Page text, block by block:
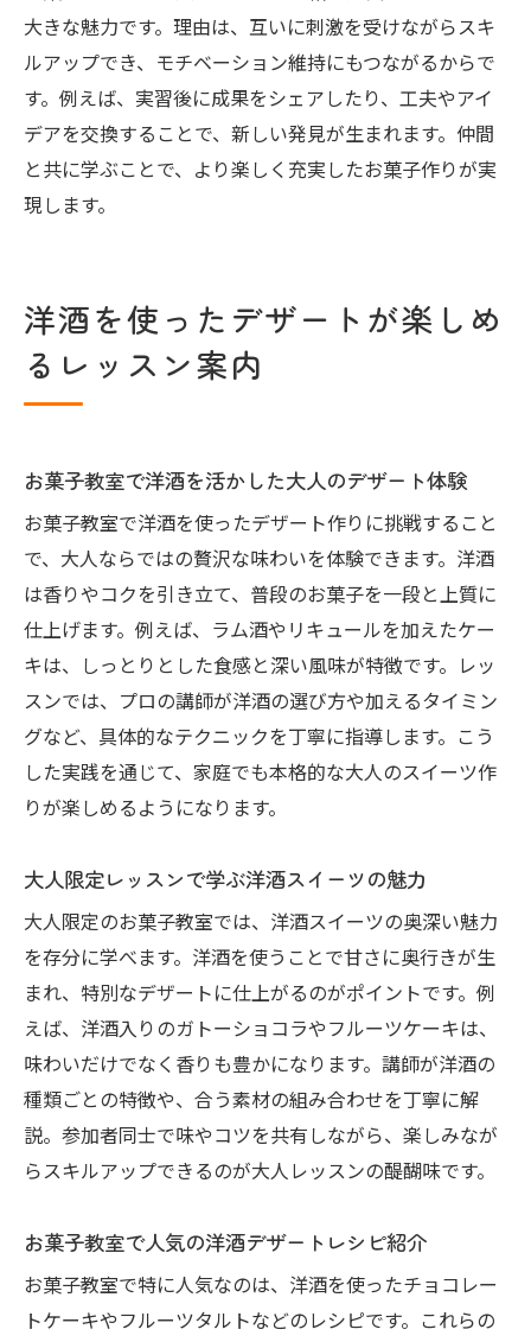
大きな魅力です。理由は、互いに刺激を受けながらスキ
ルアップでき、モチベーション維持にもつながるからで
す。例えば、実習後に成果をシェアしたり、工夫やアイ
デアを交換することで、新しい発見が生まれます。仲間
と共に学ぶことで、より楽しく充実したお菓子作りが実
現します。
洋酒を使ったデザートが楽しめ
るレッスン案内
お菓子教室で洋酒を活かした大人のデザート体験
お菓子教室で洋酒を使ったデザート作りに挑戦すること
で、大人ならではの贅沢な味わいを体験できます。洋酒
は香りやコクを引き立て、普段のお菓子を一段と上質に
仕上げます。例えば、ラム酒やリキュールを加えたケー
キは、しっとりとした食感と深い風味が特徴です。レッ
スンでは、プロの講師が洋酒の選び方や加えるタイミン
グなど、具体的なテクニックを丁寧に指導します。こう
した実践を通じて、家庭でも本格的な大人のスイーツ作
りが楽しめるようになります。
大人限定レッスンで学ぶ洋酒スイーツの魅力
大人限定のお菓子教室では、洋酒スイーツの奥深い魅力
を存分に学べます。洋酒を使うことで甘さに奥行きが生
まれ、特別なデザートに仕上がるのがポイントです。例
えば、洋酒入りのガトーショコラやフルーツケーキは、
味わいだけでなく香りも豊かになります。講師が洋酒の
種類ごとの特徴や、合う素材の組み合わせを丁寧に解
説。参加者同士で味やコツを共有しながら、楽しみなが
らスキルアップできるのが大人レッスンの醍醐味です。
お菓子教室で人気の洋酒デザートレシピ紹介
お菓子教室で特に人気なのは、洋酒を使ったチョコレー
トケーキやフルーツタルトなどのレシピです。これらの